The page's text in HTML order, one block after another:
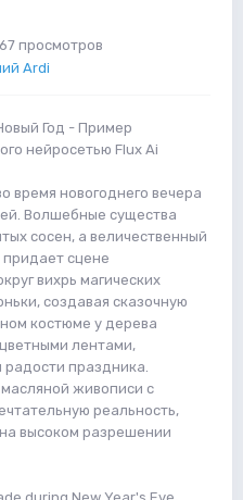
просмотров
Ardi
Год - Пример
нейросетью Flux Ai
время новогоднего вечера
Волшебные существа
сосен, а величественный
сцене
вихрь магических
создавая сказочную
костюме у дерева
лентами,
праздника.
живописи с
реальность,
высоком разрешении